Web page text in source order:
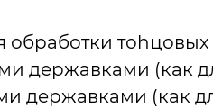
обработки
державками (как
державками (как